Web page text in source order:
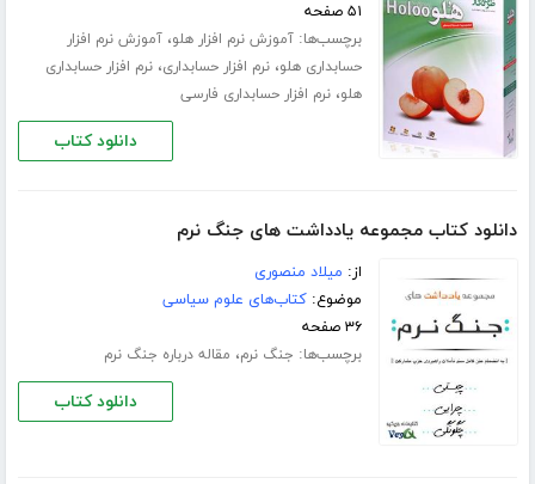
۵۱ صفحه
برچسب‌ها:آموزش نرم افزار هلو،آموزش نرم افزار
حسابداری هلو،نرم افزار حسابداری،نرم افزار حسابداری
هلو،نرم افزار حسابداری فارسی
دانلود کتاب
دانلود کتاب مجموعه یادداشت های جنگ نرم
از: میلاد منصوری
موضوع:کتاب‌های علوم سیاسی
۳۶ صفحه
برچسب‌ها: جنگ نرم، مقاله درباره جنگ نرم
دانلود کتاب